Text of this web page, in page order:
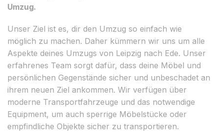
Umzug.
Unser Ziel ist es, dir den Umzug so einfach wie
möglich zu machen. Daher kümmern wir uns um alle
Aspekte deines Umzugs von Leipzig nach Ede. Unser
erfahrenes Team sorgt dafür, dass deine Möbel und
persönlichen Gegenstände sicher und unbeschadet an
ihrem neuen Ziel ankommen. Wir verfügen über
moderne Transportfahrzeuge und das notwendige
Equipment, um auch sperrige Möbelstücke oder
empfindliche Objekte sicher zu transportieren.